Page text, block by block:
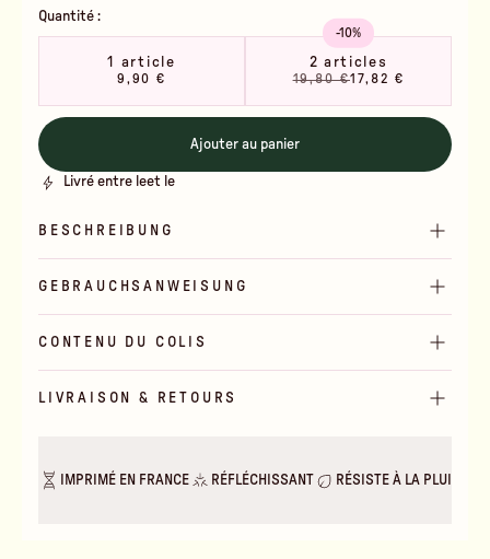
Quantité :
1 article
9,90 €
-10%
2 articles
19,80 €17,82 €
Ajouter au panier
Livré entre leet le
BESCHREIBUNG
GEBRAUCHSANWEISUNG
CONTENU DU COLIS
LIVRAISON & RETOURS
IMPRIMÉ EN FRANCE RÉFLÉCHISSANT RÉSISTE À LA PLUIE &